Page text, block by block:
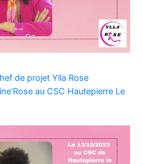
de projet Ylla Rose
au CSC Hautepierre Le